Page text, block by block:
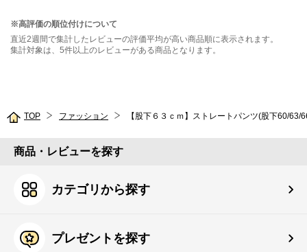
※高評価の順位付けについて
直近2週間で集計したレビューの評価平均が高い商品順に表示されます。
集計対象は、5件以上のレビューがある商品となります。
TOP ファッション 【股下６３ｃｍ】ストレートパンツ(股下60/63/
商品・レビューを探す
カテゴリから探す
プレゼントを探す